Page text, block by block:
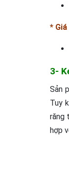
*
3-
Sản
Tuy
răng
hợp